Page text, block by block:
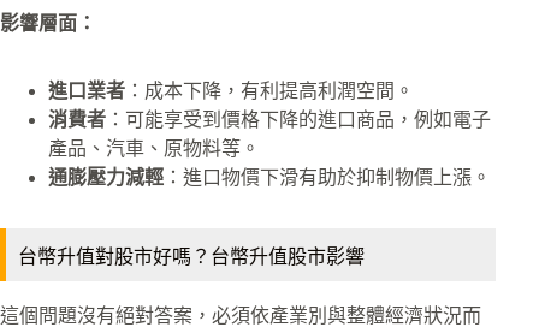
影響層面：
進口業者 ：成本下降，有利提高利潤空間。
消費者 ：可能享受到價格下降的進口商品，例如電子
產品、汽車、原物料等。
通膨壓力減輕 ：進口物價下滑有助於抑制物價上漲。
台幣升值對股市好嗎？台幣升值股市影響
這個問題沒有絕對答案，必須依產業別與整體經濟狀況而